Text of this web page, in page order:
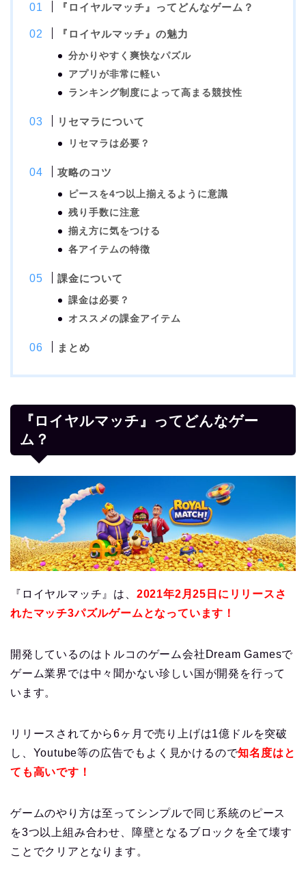
『ロイヤルマッチ』ってどんなゲーム？
『ロイヤルマッチ』の魅力
分かりやすく爽快なパズル
アプリが非常に軽い
ランキング制度によって高まる競技性
リセマラについて
リセマラは必要？
攻略のコツ
ピースを4つ以上揃えるように意識
残り手数に注意
揃え方に気をつける
各アイテムの特徴
課金について
課金は必要？
オススメの課金アイテム
まとめ
『ロイヤルマッチ』ってどんなゲー
ム？
『ロイヤルマッチ』は、 2021年2月25日にリリースさ
れたマッチ3パズルゲームとなっています！
開発しているのはトルコのゲーム会社Dream Gamesで
ゲーム業界では中々聞かない珍しい国が開発を行って
います。
リリースされてから6ヶ月で売り上げは1億ドルを突破
し、Youtube等の広告でもよく見かけるので知名度はと
ても高いです！
ゲームのやり方は至ってシンプルで同じ系統のピース
を3つ以上組み合わせ、障壁となるブロックを全て壊す
ことでクリアとなります。